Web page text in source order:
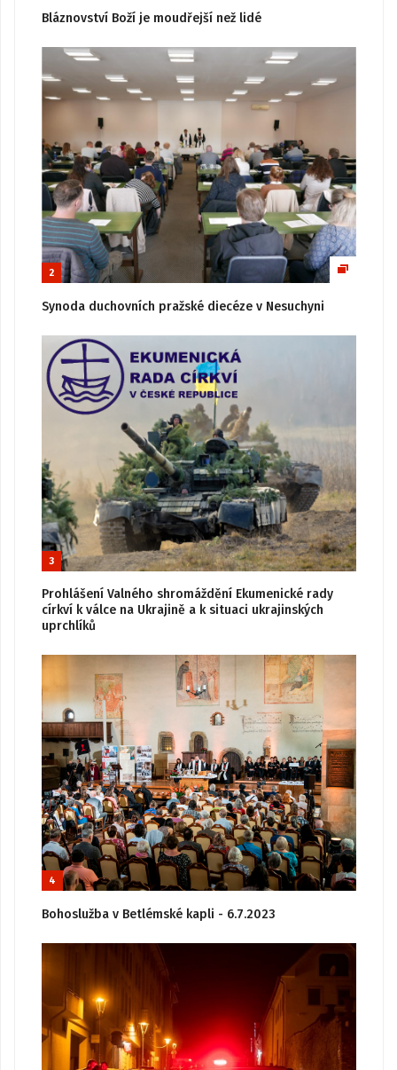
Bláznovství Boží je moudřejší než lidé
2
Synoda duchovních pražské diecéze v Nesuchyni
3
Prohlášení Valného shromáždění Ekumenické rady
církví k válce na Ukrajině a k situaci ukrajinských
uprchlíků
4
Bohoslužba v Betlémské kapli - 6.7.2023